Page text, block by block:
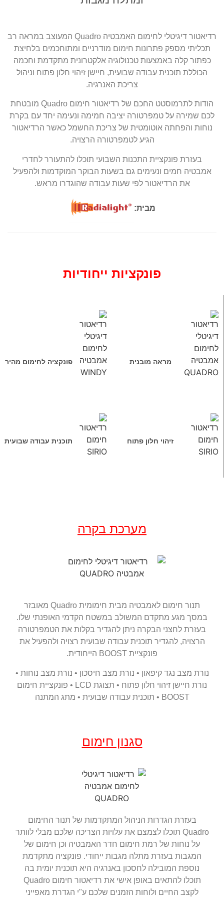
רדיאטור דיגיטלי לחימום האמבטיה Quadro המעוצב במראה רב
תכליתי מספק פתרונות חימום מודרניים ומתוחכמים בלחיצת
כפתור קלה באמצעות טכנולוגיה אלקטרונית מתקדמת וחכמה
הכוללת תוכנית עבודה שבועית, חיישן זיהוי חלון פתוח וניהול
צריכת האנרגיה.
הודות לתרמוסטט החכם של רדיאטור חימום Quadro מובטחת
לכם שמירה על טמפרטורה יציבה חמימה ונעימה יחד עם בקרת
נוחות והפחתה אוטומטית של צריכת החשמל כאשר הרדיאטור
הגיע לטמפרטורה הרצויה.
בעזרת פונקציית התכנות השבועי תוכלו להתעורר לחדרי
אמבטיה חמים ונעימים גם בשעות הבוקר המוקדמות ולהפעיל
את הרדיאטור לפי שעות עבודה שהוגדרו מראש.
מבית:
פונקציות ייחודיות
מראה מובנית
זיהוי חלון פתוח
פונקציה לחימום מהיר
תוכנית עבודה שבועית
מערכת בקרה
תנור חימום לאמבטיה מבית חימומית Quadro מאובזר
במסך מגע מתקדם המשולב במשטח הקדמי האופנתי שלו.
בעזרת לחצני הבקרה ניתן להגדיר בקלות את הטמפרטורה
הרצויה, להגדיר תוכנית עבודה שבועית רצויה ולהפעיל את
פונקציית BOOST הייחודית.
נורת מצב נגד קיפאון • נורת מצב חיסכון • נורת מצב נוחות •
נורת חיישן זיהוי חלון פתוח • תצוגת LCD • פונקציית חימום
BOOST • תוכנית עבודה שבועית • מתג המתנה
סגנון חימום
בעזרת הגדרות הניהול המתקדמות של תנור החימום
Quadro תוכלו לצמצם את עלויות הצריכה שלכם מבלי לוותר
על נוחות של רמת חימום חדר האמבטיה וכן חימום של
המגבות בעזרת מתלה מגבות ייחודי. פונקציה מתקדמת
נוספת המובילה לחסכון באנרגיה היא תוכנית יומית בה
תוכלו להתאים באופן אישי את רדיאטור חימום Quadro
לקצב החיים ולוחות הזמנים שלכם ע"י הגדרת מאפייני